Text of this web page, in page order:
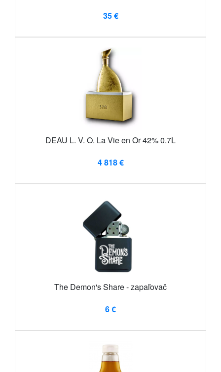
35 €
DEAU L. V. O. La Vie en Or 42% 0.7L
4 818 €
The Demon's Share - zapaľovač
6 €